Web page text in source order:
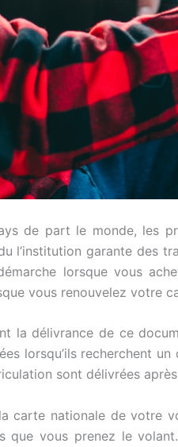
de part le monde, les
l’institution garante des
lorsque vous
vous renouvelez votre
la délivrance de ce
lorsqu’ils recherchent
sont délivrées
carte nationale de votre
que vous prenez le